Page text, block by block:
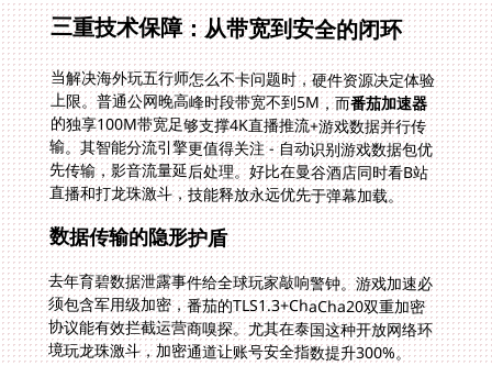
三重技术保障：从带宽到安全的闭环
当解决海外玩五行师怎么不卡问题时，硬件资源决定体验
上限。普通公网晚高峰时段带宽不到5M，而番茄加速器
的独享100M带宽足够支撑4K直播推流+游戏数据并行传
输。其智能分流引擎更值得关注 - 自动识别游戏数据包优
先传输，影音流量延后处理。好比在曼谷酒店同时看B站
直播和打龙珠激斗，技能释放永远优先于弹幕加载。
数据传输的隐形护盾
去年育碧数据泄露事件给全球玩家敲响警钟。游戏加速必
须包含军用级加密，番茄的TLS1.3+ChaCha20双重加密
协议能有效拦截运营商嗅探。尤其在泰国这种开放网络环
境玩龙珠激斗，加密通道让账号安全指数提升300%。